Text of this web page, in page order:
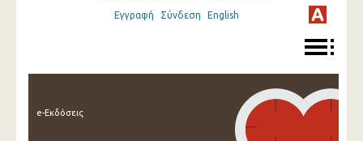
Εγγραφή Σύνδεση English
e-Εκδόσεις